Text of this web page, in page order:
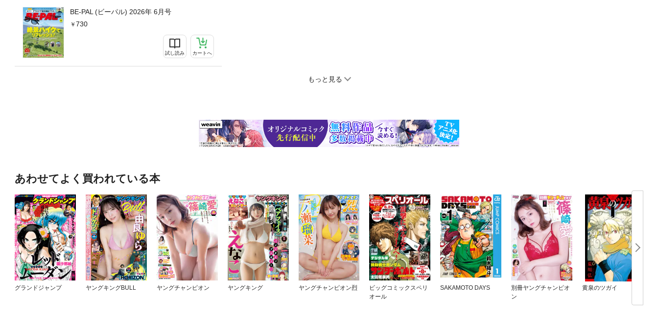
BE-PAL (ビーパル) 2026年 6月号
730
試し読み カートへ
もっと見る
あわせてよく買われている本
グランドジャンプ ヤングキングBULL ヤングチャンピオン ヤングキング ヤングチャンピオン烈
ビッグコミックスペリ
オール
SAKAMOTO DAYS
別冊ヤングチャンピオ
ン
黄泉のツガイ